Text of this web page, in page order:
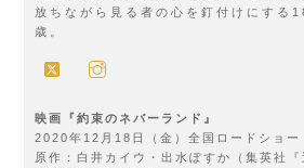
放ちながら見る者の心を釘付けにする
歳。
映画『約束のネバーランド』
2020年12月18日（金）全国ロードショー
原作：白井カイウ・出水ぽすか（集英社『